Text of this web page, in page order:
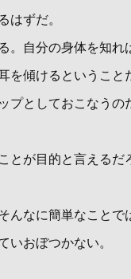
はずだ。
自分の身体を知れ
を傾けるということ
プとしておこなうの
が目的と言えるだ
なに簡単なことで
いおぼつかない。